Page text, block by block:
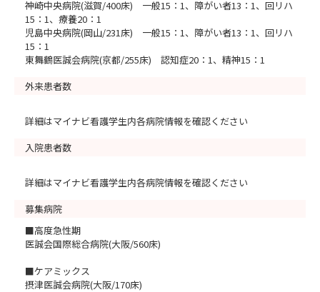
神崎中央病院(滋賀/400床) 一般15：1、障がい者13：1、回リハ
15：1、療養20：1
児島中央病院(岡山/231床) 一般15：1、障がい者13：1、回リハ
15：1
東舞鶴医誠会病院(京都/255床) 認知症20：1、精神15：1
外来患者数
詳細はマイナビ看護学生内各病院情報を確認ください
入院患者数
詳細はマイナビ看護学生内各病院情報を確認ください
募集病院
■高度急性期
医誠会国際総合病院(大阪/560床)
■ケアミックス
摂津医誠会病院(大阪/170床)